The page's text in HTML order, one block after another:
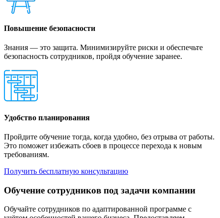
Повышение безопасности
Знания — это защита. Минимизируйте риски и обеспечьте
безопасность сотрудников, пройдя обучение заранее.
Удобство планирования
Пройдите обучение тогда, когда удобно, без отрыва от работы.
Это поможет избежать сбоев в процессе перехода к новым
требованиям.
Получить бесплатную консультацию
Обучение сотрудников под задачи компании
Обучайте сотрудников по адаптированной программе с